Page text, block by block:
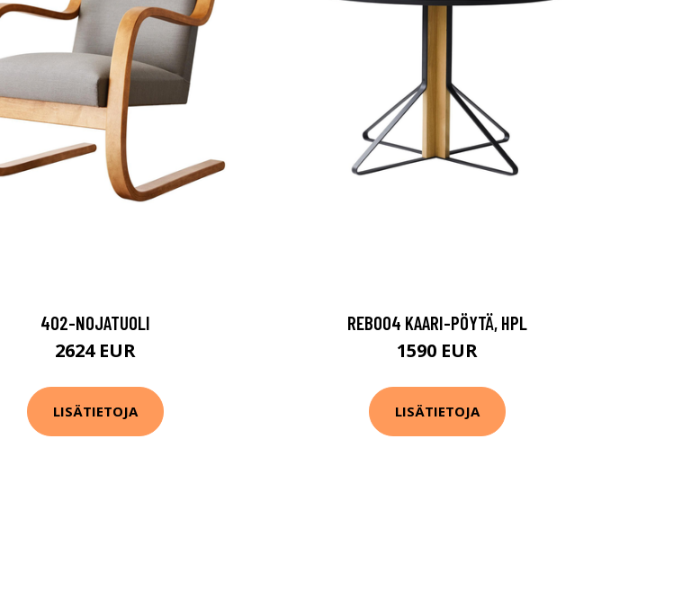
402-NOJATUOLI
2624 EUR
LISÄTIETOJA
REB004 KAARI-PÖYTÄ, HPL
1590 EUR
LISÄTIETOJA